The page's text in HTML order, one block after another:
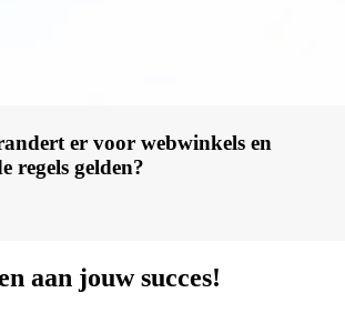
er voor webwinkels en
regels gelden?
aan jouw succes!